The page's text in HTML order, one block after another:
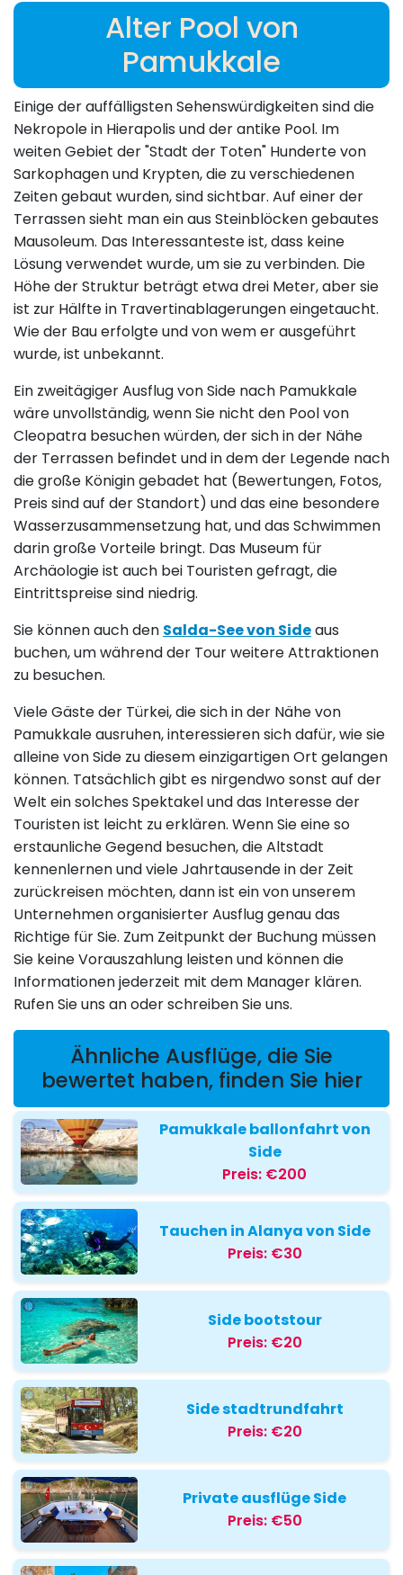
Alter Pool von
Pamukkale
Einige der auffälligsten Sehenswürdigkeiten sind die
Nekropole in Hierapolis und der antike Pool. Im
weiten Gebiet der "Stadt der Toten" Hunderte von
Sarkophagen und Krypten, die zu verschiedenen
Zeiten gebaut wurden, sind sichtbar. Auf einer der
Terrassen sieht man ein aus Steinblöcken gebautes
Mausoleum. Das Interessanteste ist, dass keine
Lösung verwendet wurde, um sie zu verbinden. Die
Höhe der Struktur beträgt etwa drei Meter, aber sie
ist zur Hälfte in Travertinablagerungen eingetaucht.
Wie der Bau erfolgte und von wem er ausgeführt
wurde, ist unbekannt.
Ein zweitägiger Ausflug von Side nach Pamukkale
wäre unvollständig, wenn Sie nicht den Pool von
Cleopatra besuchen würden, der sich in der Nähe
der Terrassen befindet und in dem der Legende nach
die große Königin gebadet hat (Bewertungen, Fotos,
Preis sind auf der Standort) und das eine besondere
Wasserzusammensetzung hat, und das Schwimmen
darin große Vorteile bringt. Das Museum für
Archäologie ist auch bei Touristen gefragt, die
Eintrittspreise sind niedrig.
Sie können auch den Salda-See von Sideaus
buchen, um während der Tour weitere Attraktionen
zu besuchen.
Viele Gäste der Türkei, die sich in der Nähe von
Pamukkale ausruhen, interessieren sich dafür, wie sie
alleine von Side zu diesem einzigartigen Ort gelangen
können. Tatsächlich gibt es nirgendwo sonst auf der
Welt ein solches Spektakel und das Interesse der
Touristen ist leicht zu erklären. Wenn Sie eine so
erstaunliche Gegend besuchen, die Altstadt
kennenlernen und viele Jahrtausende in der Zeit
zurückreisen möchten, dann ist ein von unserem
Unternehmen organisierter Ausflug genau das
Richtige für Sie. Zum Zeitpunkt der Buchung müssen
Sie keine Vorauszahlung leisten und können die
Informationen jederzeit mit dem Manager klären.
Rufen Sie uns an oder schreiben Sie uns.
Ähnliche Ausflüge, die Sie
bewertet haben, finden Sie hier
Pamukkale ballonfahrt von
Side
Preis: €200
Tauchen in Alanya von Side
Preis: €30
Side bootstour
Preis: €20
Side stadtrundfahrt
Preis: €20
Private ausflüge Side
Preis: €50